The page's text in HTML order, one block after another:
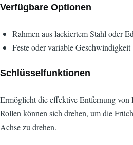
Verfügbare Optionen
Rahmen aus lackiertem Stahl oder
Feste oder variable Geschwindigkeit
Schlüsselfunktionen
Ermöglicht die effektive Entfernung
Rollen können sich drehen, um die
Achse zu drehen.